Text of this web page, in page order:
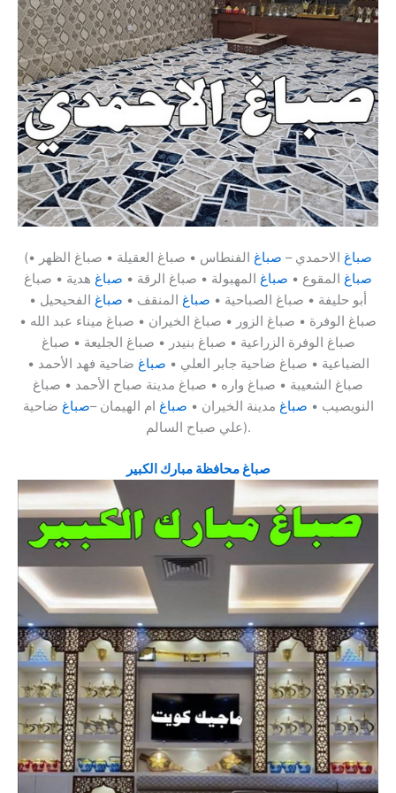
( صباغ الاحمدي – صباغ الفنطاس • صباغ العقيلة • صباغ الظهر •
صباغ المقوع • صباغ المهبولة • صباغ الرقة • صباغ هدية • صباغ
أبو حليفة • صباغ الصباحية • صباغ المنقف • صباغ الفحيحيل •
صباغ الوفرة • صباغ الزور • صباغ الخيران • صباغ ميناء عبد الله •
صباغ الوفرة الزراعية • صباغ بنيدر • صباغ الجليعة • صباغ
الضباعية • صباغ ضاحية جابر العلي • صباغ ضاحية فهد الأحمد •
صباغ الشعيبة • صباغ واره • صباغ مدينة صباح الأحمد • صباغ
النويصيب • صباغ مدينة الخيران • صباغ ام الهيمان –صباغ ضاحية
علي صباح السالم).
صباغ محافظة مبارك الكبير